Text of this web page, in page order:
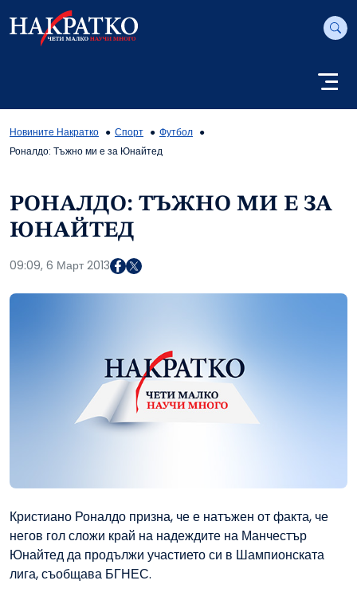
Новините Накратко Спорт
Футбол
Роналдо: Тъжно ми е за Юнайтед
РОНАЛДО: ТЪЖНО МИ Е ЗА
ЮНАЙТЕД
09:09, 6 Март 2013
Кристиано Роналдо призна, че е натъжен от факта, че
негов гол сложи край на надеждите на Манчестър
Юнайтед да продължи участието си в Шампионската
лига, съобщава БГНЕС.